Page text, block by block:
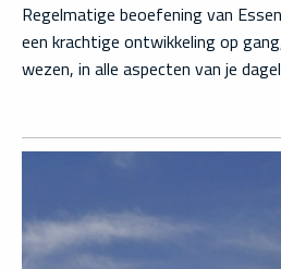
Regelmatige beoefening van
een krachtige ontwikkeling op
wezen, in alle aspecten van je